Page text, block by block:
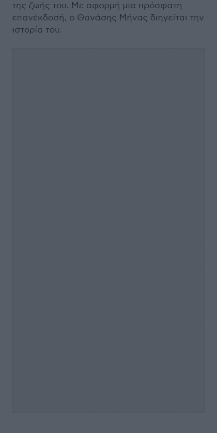
της ζωής του. Με αφορμή μια πρόσφατη
επανέκδοσή, ο Θανάσης Μήνας διηγείται την
ιστορία του.